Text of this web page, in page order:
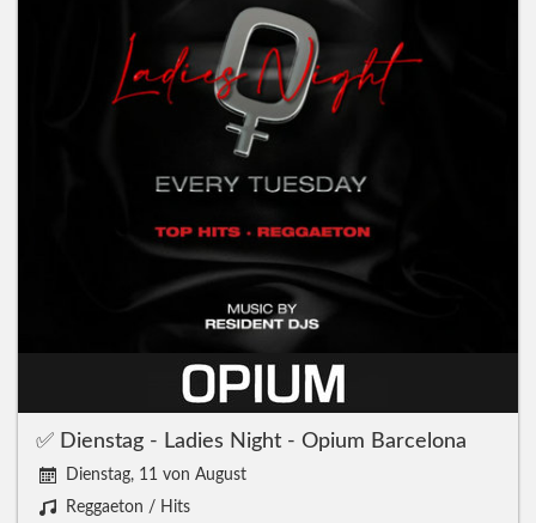
✅ Dienstag - Ladies Night - Opium Barcelona
Dienstag, 11 von August
Reggaeton / Hits